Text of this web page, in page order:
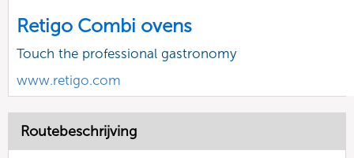
Retigo Combi ovens
Touch the professional gastronomy
www.retigo.com
Routebeschrijving